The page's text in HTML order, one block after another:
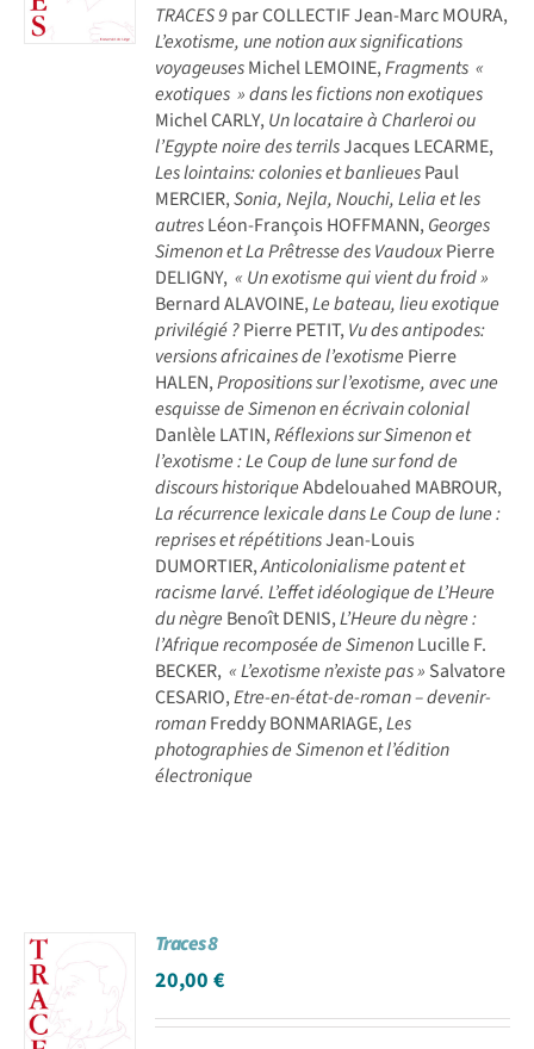
TRACES 9par COLLECTIF Jean-Marc MOURA,
L’exotisme, une notion aux significations
voyageusesMichel LEMOINE,Fragments «
exotiques » dans les fictions non exotiques
Michel CARLY,Un locataire à Charleroi ou
l’Egypte noire des terrilsJacques LECARME,
Les lointains: colonies et banlieuesPaul
MERCIER,Sonia, Nejla, Nouchi, Lelia et les
autresLéon-François HOFFMANN,Georges
Simenon et La Prêtresse des VaudouxPierre
DELIGNY,« Un exotisme qui vient du froid »
Bernard ALAVOINE,Le bateau, lieu exotique
privilégié ?Pierre PETIT,Vu des antipodes:
versions africaines de l’exotisme Pierre
HALEN,Propositions sur l’exotisme, avec une
esquisse de Simenon en écrivain colonial
Danlèle LATIN,Réflexions sur Simenon et
l’exotisme : Le Coup de lune sur fond de
discours historiqueAbdelouahed MABROUR,
La récurrence lexicale dans Le Coup de lune :
reprises et répétitionsJean-Louis
DUMORTIER,Anticolonialisme patent et
racisme larvé. L’effet idéologique de L’Heure
du nègre Benoît DENIS,L’Heure du nègre :
l’Afrique recomposée de SimenonLucille F.
BECKER,« L’exotisme n’existe pas » Salvatore
CESARIO,Etre-en-état-de-roman – devenir-
romanFreddy BONMARIAGE,Les
photographies de Simenon et l’édition
électronique
Traces 8
20,00€